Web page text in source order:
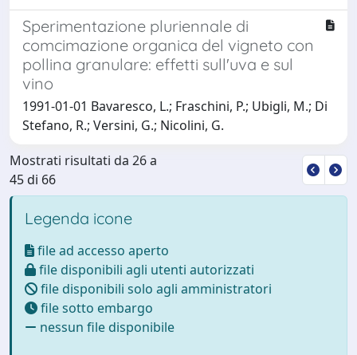
Sperimentazione pluriennale di
comcimazione organica del vigneto con
pollina granulare: effetti sull'uva e sul
vino
1991-01-01 Bavaresco, L.; Fraschini, P.; Ubigli, M.; Di
Stefano, R.; Versini, G.; Nicolini, G.
Mostrati risultati da 26 a
45 di 66
Legenda icone
file ad accesso aperto
file disponibili agli utenti autorizzati
file disponibili solo agli amministratori
file sotto embargo
nessun file disponibile